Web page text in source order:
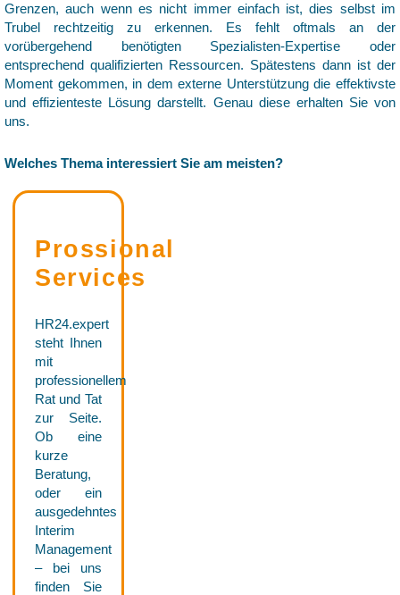
Grenzen, auch wenn es nicht immer einfach ist, dies selbst im
Trubel rechtzeitig zu erkennen. Es fehlt oftmals an der
vorübergehend benötigten Spezialisten-Expertise oder
entsprechend qualifizierten Ressourcen. Spätestens dann ist der
Moment gekommen, in dem externe Unterstützung die effektivste
und effizienteste Lösung darstellt. Genau diese erhalten Sie von
uns.
Welches Thema interessiert Sie am meisten?
Prossional
Services
HR24.expert
steht Ihnen
mit
professionellem
Rat und Tat
zur Seite.
Ob eine
kurze
Beratung,
oder ein
ausgedehntes
Interim
Management
– bei uns
finden Sie